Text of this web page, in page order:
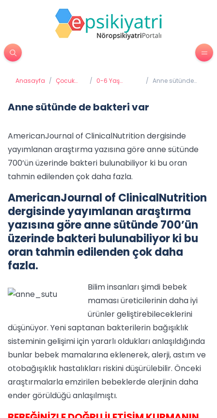
Anasayfa / Çocuk
/ 0-6 Yaş
/ Anne sütünde
Anne sütünde de bakteri var
AmericanJournal of ClinicalNutrition dergisinde
yayımlanan araştırma yazısına göre anne sütünde
700’ün üzerinde bakteri bulunabiliyor ki bu oran
tahmin edilenden çok daha fazla.
AmericanJournal of ClinicalNutrition
dergisinde yayımlanan araştırma
yazısına göre anne sütünde 700’ün
üzerinde bakteri bulunabiliyor ki bu
oran tahmin edilenden çok daha
fazla.
Bilim insanları şimdi bebek
maması üreticilerinin daha iyi
ürünler geliştirebileceklerini
düşünüyor. Yeni saptanan bakterilerin bağışıklık
sisteminin gelişimi için yararlı oldukları anlaşıldığında
bunlar bebek mamalarına eklenerek, alerji, astım ve
otobağışıklık hastalıkları riskini düşürülebilir. Önceki
araştırmalarla emzirilen bebeklerde alerjinin daha
ender görüldüğü anlaşılmıştı.